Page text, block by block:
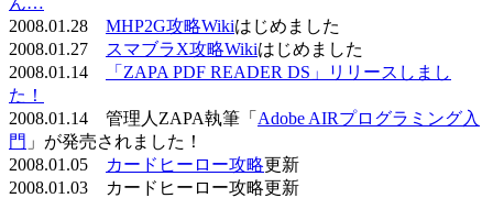
2008.01.28 MHP2G攻略Wikiはじめました
2008.01.27
スマブラX攻略Wikiはじめました
2008.01.14
「ZAPA PDF READER DS」リリースしまし
た！
2008.01.14 管理人ZAPA執筆「 Adobe AIRプログラミング入
門 」が発売されました！
2008.01.05
カードヒーロー攻略更新
2008.01.03 カードヒーロー攻略更新